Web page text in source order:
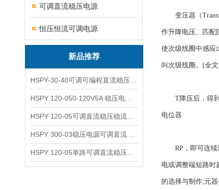
可调直流稳压电源
恒压恒流可调电源
新品推荐
变压器（
作升降电压、匹配
使次级线圈中感应
叫次级线圈。[全
T降压后，得到
电位器
RP，即可连续调
电或调整端短路时
的选择与制作;元